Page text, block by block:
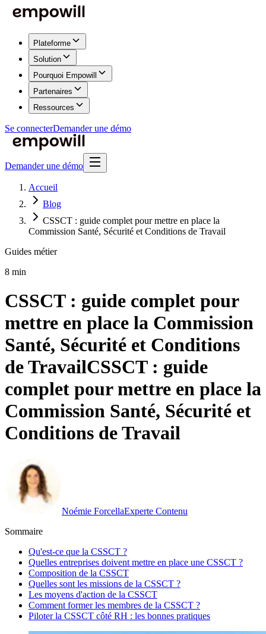
Plateforme
Solution
Pourquoi Empowill
Partenaires
Ressources
Se connecterDemander une démo
Demander une démo
Accueil
Blog
CSSCT : guide complet pour mettre en place la
Commission Santé, Sécurité et Conditions de Travail
Guides métier
8 min
CSSCT : guide complet pour
mettre en place la Commission
Santé, Sécurité et Conditions
de TravailCSSCT : guide
complet pour mettre en place la
Commission Santé, Sécurité et
Conditions de Travail
Noémie ForcellaExperte Contenu
Sommaire
Qu'est-ce que la CSSCT ?
Quelles entreprises doivent mettre en place une CSSCT ?
Composition de la CSSCT
Quelles sont les missions de la CSSCT ?
Les moyens d'action de la CSSCT
Comment former les membres de la CSSCT ?
Piloter la CSSCT côté RH : les bonnes pratiques